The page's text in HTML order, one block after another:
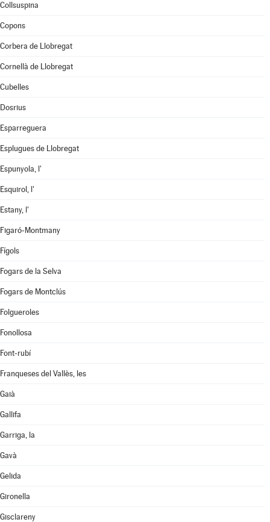
Collsuspina
Copons
Corbera de Llobregat
Cornellà de Llobregat
Cubelles
Dosrius
Esparreguera
Esplugues de Llobregat
Espunyola, l'
Esquirol, l'
Estany, l'
Figaró-Montmany
Fígols
Fogars de la Selva
Fogars de Montclús
Folgueroles
Fonollosa
Font-rubí
Franqueses del Vallès, les
Gaià
Gallifa
Garriga, la
Gavà
Gelida
Gironella
Gisclareny